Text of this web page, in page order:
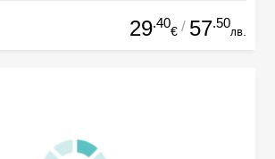
29.40
€ / 57.50
лв.